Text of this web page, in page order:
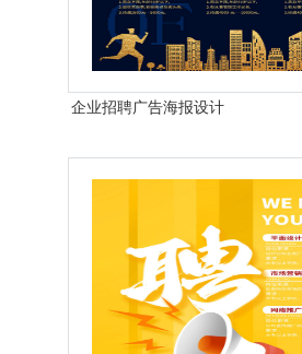
企业招聘广告海报设计